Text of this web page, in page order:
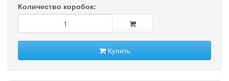
Количество коробок:
Купить